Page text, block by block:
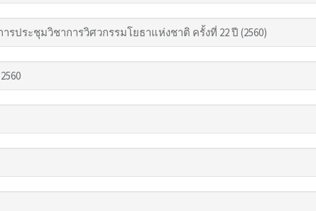
ารประชุมวิชาการวิศวกรรมโยธาแห่งชาติ ครั้งที่ 22 ปี (2560)